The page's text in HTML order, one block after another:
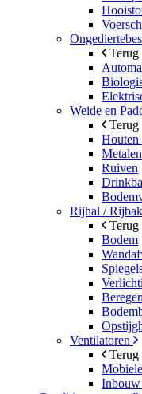
Terug
Weide en
Terug
Houten
Ruiven
Rijhal / Rijbak
Terug
Bodem
Ventilatoren
Terug
Inbouw